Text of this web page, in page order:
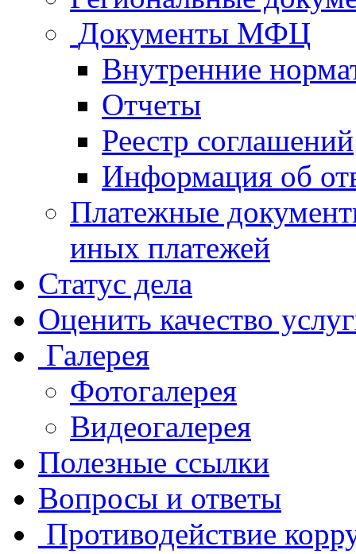
Документы МФЦ
Внутренние
Отчеты
Реестр соглашений
Информация об
Платежные
иных платежей
Статус дела
Оценить качество
Галерея
Фотогалерея
Видеогалерея
Полезные ссылки
Вопросы и ответы
Противодействие